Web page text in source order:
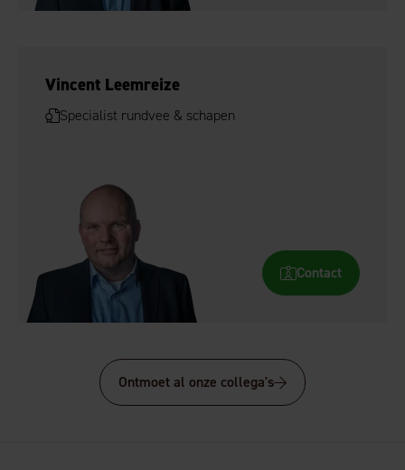
Vincent Leemreize
Specialist rundvee & schapen
Contact
Ontmoet al onze collega's